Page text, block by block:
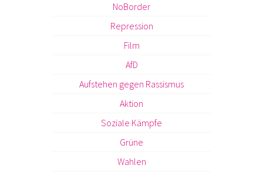
NoBorder
Repression
Film
AfD
Aufstehen gegen Rassismus
Aktion
Soziale Kämpfe
Grüne
Wahlen